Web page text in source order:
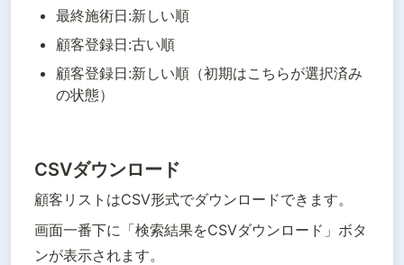
最終施術日:新しい順
顧客登録日:古い順
顧客登録日:新しい順（初期はこちらが選択済み
の状態）
CSVダウンロード
顧客リストはCSV形式でダウンロードできます。
画面一番下に「検索結果をCSVダウンロード」ボタ
ンが表示されます。